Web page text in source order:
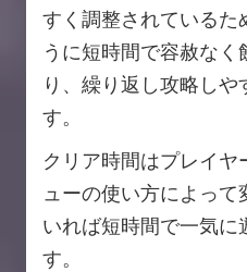
すく調整されているた
うに短時間で容赦なく
り、繰り返し攻略しや
す。
クリア時間はプレイヤ
ューの使い方によっ
いれば短時間で一気
す。